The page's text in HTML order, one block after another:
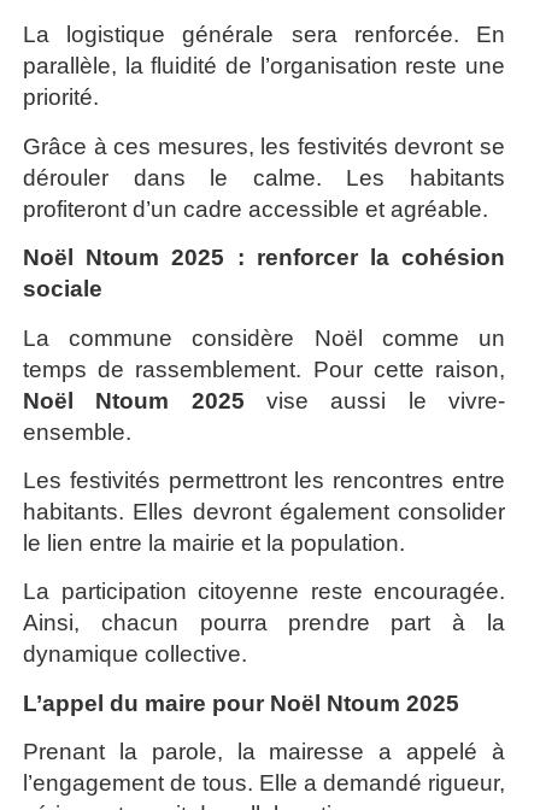
La logistique générale sera renforcée. En
parallèle, la fluidité de l’organisation reste une
priorité.
Grâce à ces mesures, les festivités devront se
dérouler dans le calme. Les habitants
profiteront d’un cadre accessible et agréable.
Noël Ntoum 2025 : renforcer la cohésion
sociale
La commune considère Noël comme un
temps de rassemblement. Pour cette raison,
Noël Ntoum 2025 vise aussi le vivre-
ensemble.
Les festivités permettront les rencontres entre
habitants. Elles devront également consolider
le lien entre la mairie et la population.
La participation citoyenne reste encouragée.
Ainsi, chacun pourra prendre part à la
dynamique collective.
L’appel du maire pour Noël Ntoum 2025
Prenant la parole, la mairesse a appelé à
l’engagement de tous. Elle a demandé rigueur,